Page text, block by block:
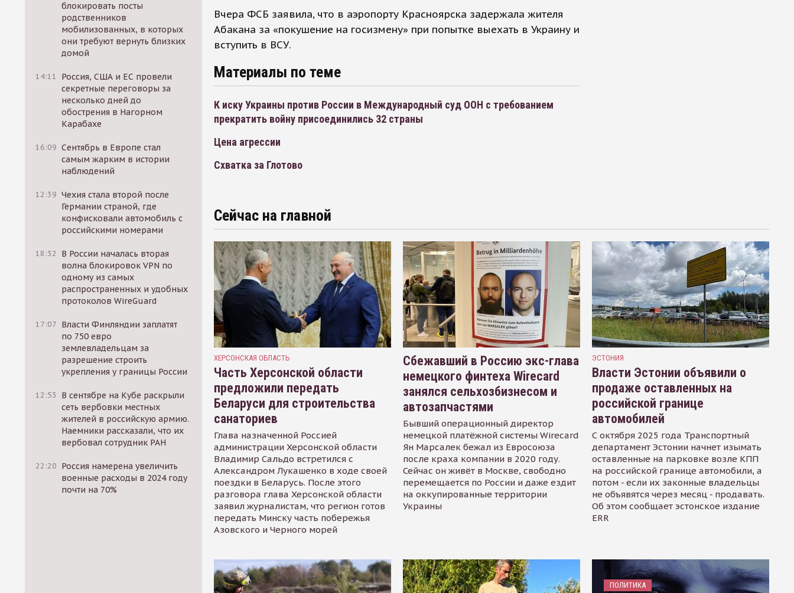
блокировать посты
родственников
мобилизованных, в которых
они требуют вернуть близких
домой
14:11
Россия, США и ЕС провели
секретные переговоры за
несколько дней до
обострения в Нагорном
Карабахе
16:09 Сентябрь в Европе стал
самым жарким в истории
наблюдений
12:39 Чехия стала второй после
Германии страной, где
конфисковали автомобиль с
российскими номерами
18:32
В России началась вторая
волна блокировок VPN по
одному из самых
распространенных и удобных
протоколов WireGuard
17:07 Власти Финляндии заплатят
по 750 евро
землевладельцам за
разрешение строить
укрепления у границы России
12:53
В сентябре на Кубе раскрыли
сеть вербовки местных
жителей в российскую армию.
Наемники рассказали, что их
вербовал сотрудник РАН
22:20 Россия намерена увеличить
военные расходы в 2024 году
почти на 70%
Вчера ФСБ заявила, что в аэропорту Красноярска задержала жителя
Абакана за «покушение на госизмену» при попытке выехать в Украину и
вступить в ВСУ.
Материалы по теме
К иску Украины против России в Международный суд ООН с требованием
прекратить войну присоединились 32 страны
Цена агрессии
Схватка за Глотово
Сейчас на главной
ХЕРСОНСКАЯ ОБЛАСТЬ
Часть Херсонской области
предложили передать
Беларуси для строительства
санаториев
Глава назначенной Россией
администрации Херсонской области
Владимир Сальдо встретился с
Александром Лукашенко в ходе своей
поездки в Беларусь. После этого
разговора глава Херсонской области
заявил журналистам, что регион готов
передать Минску часть побережья
Азовского и Черного морей
Сбежавший в Россию экс-глава
немецкого финтеха Wirecard
занялся сельхозбизнесом и
автозапчастями
Бывший операционный директор
немецкой платёжной системы Wirecard
Ян Марсалек бежал из Евросоюза
после краха компании в 2020 году.
Сейчас он живёт в Москве, свободно
перемещается по России и даже ездит
на оккупированные территории
Украины
ЭСТОНИЯ
Власти Эстонии объявили о
продаже оставленных на
российской границе
автомобилей
С октября 2025 года Транспортный
департамент Эстонии начнет изымать
оставленные на парковке возле КПП
на российской границе автомобили, а
потом - если их законные владельцы
не объявятся через месяц - продавать.
Об этом сообщает эстонское издание
ERR
ПОЛИТИКА